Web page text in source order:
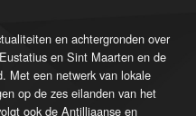
en achtergronden over
en Sint Maarten en de
Met een netwerk van lokale
op de zes eilanden van het
ook de Antilliaanse en